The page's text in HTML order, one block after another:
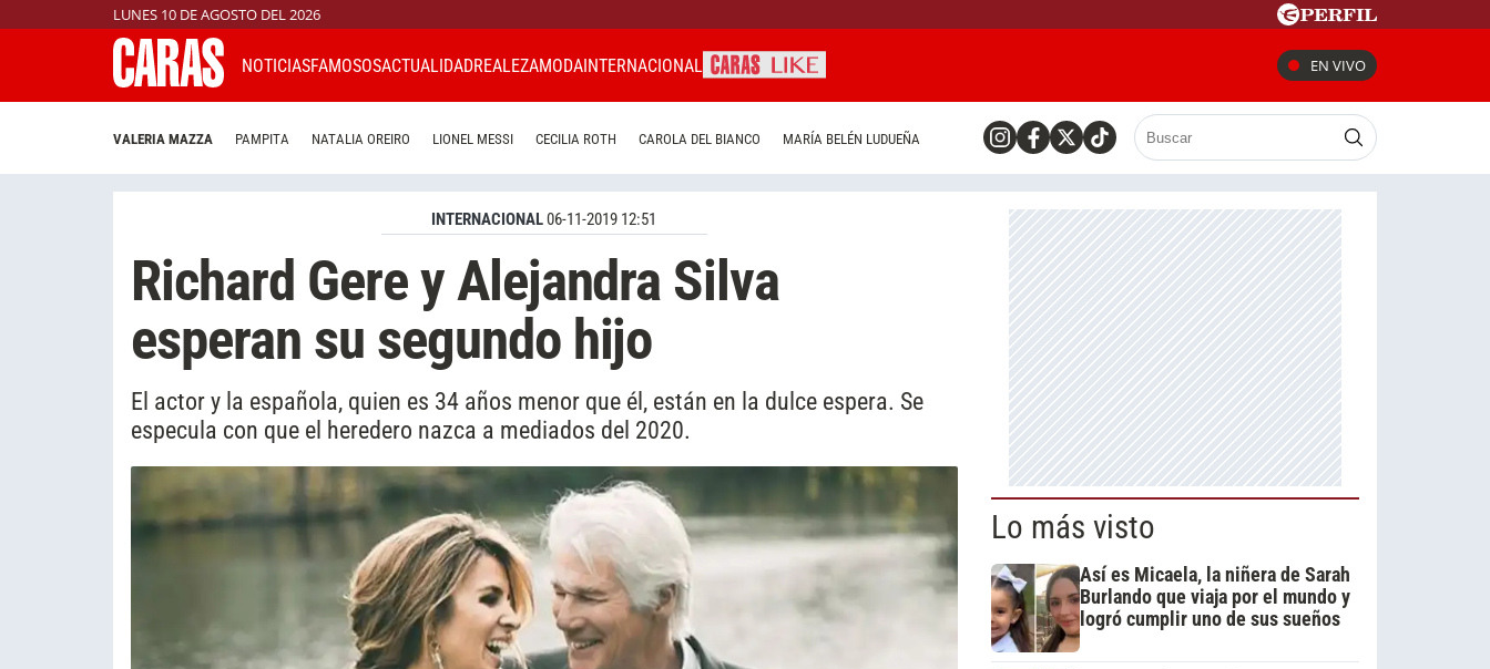
LUNES 10 DE AGOSTO DEL 2026
NOTICIASFAMOSOSACTUALIDADREALEZAMODAINTERNACIONAL EN VIVO
VALERIA MAZZA PAMPITA NATALIA OREIRO LIONEL MESSI CECILIA ROTH CAROLA DEL BIANCO MARÍA BELÉN LUDUEÑA
INTERNACIONAL06-11-2019 12:51
Richard Gere y Alejandra Silva
esperan su segundo hijo
El actor y la española, quien es 34 años menor que él, están en la dulce espera. Se
especula con que el heredero nazca a mediados del 2020.
Lo más visto
Así es Micaela, la niñera de Sarah
Burlando que viaja por el mundo y
logró cumplir uno de sus sueños